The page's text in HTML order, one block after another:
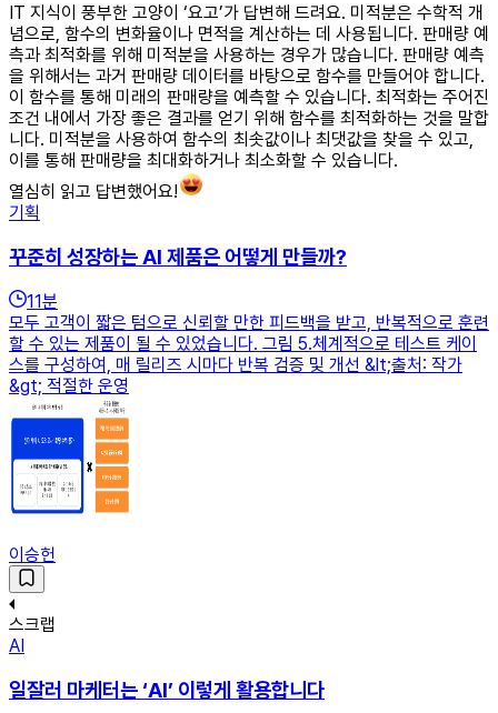
IT 지식이 풍부한 고양이 ‘요고’가 답변해 드려요. 미적분은 수학적 개
념으로, 함수의 변화율이나 면적을 계산하는 데 사용됩니다. 판매량 예
측과 최적화를 위해 미적분을 사용하는 경우가 많습니다. 판매량 예측
을 위해서는 과거 판매량 데이터를 바탕으로 함수를 만들어야 합니다.
이 함수를 통해 미래의 판매량을 예측할 수 있습니다. 최적화는 주어진
조건 내에서 가장 좋은 결과를 얻기 위해 함수를 최적화하는 것을 말합
니다. 미적분을 사용하여 함수의 최솟값이나 최댓값을 찾을 수 있고,
이를 통해 판매량을 최대화하거나 최소화할 수 있습니다.
열심히 읽고 답변했어요!
기획
꾸준히 성장하는 AI 제품은 어떻게 만들까?
11분
모두 고객이 짧은 텀으로 신뢰할 만한 피드백을 받고, 반복적으로 훈련
할 수 있는 제품이 될 수 있었습니다. 그림 5.체계적으로 테스트 케이
스를 구성하여, 매 릴리즈 시마다 반복 검증 및 개선 &lt;출처: 작가
&gt; 적절한 운영
이승헌
스크랩
AI
일잘러 마케터는 ‘AI’ 이렇게 활용합니다